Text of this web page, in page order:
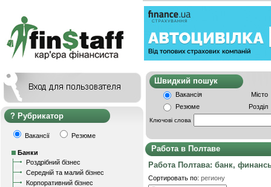
Рубрикатор
Вакансії Резюме
Банки
Роздрібний бізнес
Середній та малий бізнес
Корпоративний бізнес
Швидкий
Вакансія
Місто
Резюме
Розділ
Ключові слова
Работа в Полтаве
Работа Полтава: банк,
Сортировать по: региону